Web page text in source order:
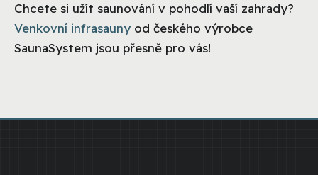
Chcete si užít saunování v pohodlí vaší zahrady?
Venkovní infrasauny od českého výrobce
SaunaSystem jsou přesně pro vás!